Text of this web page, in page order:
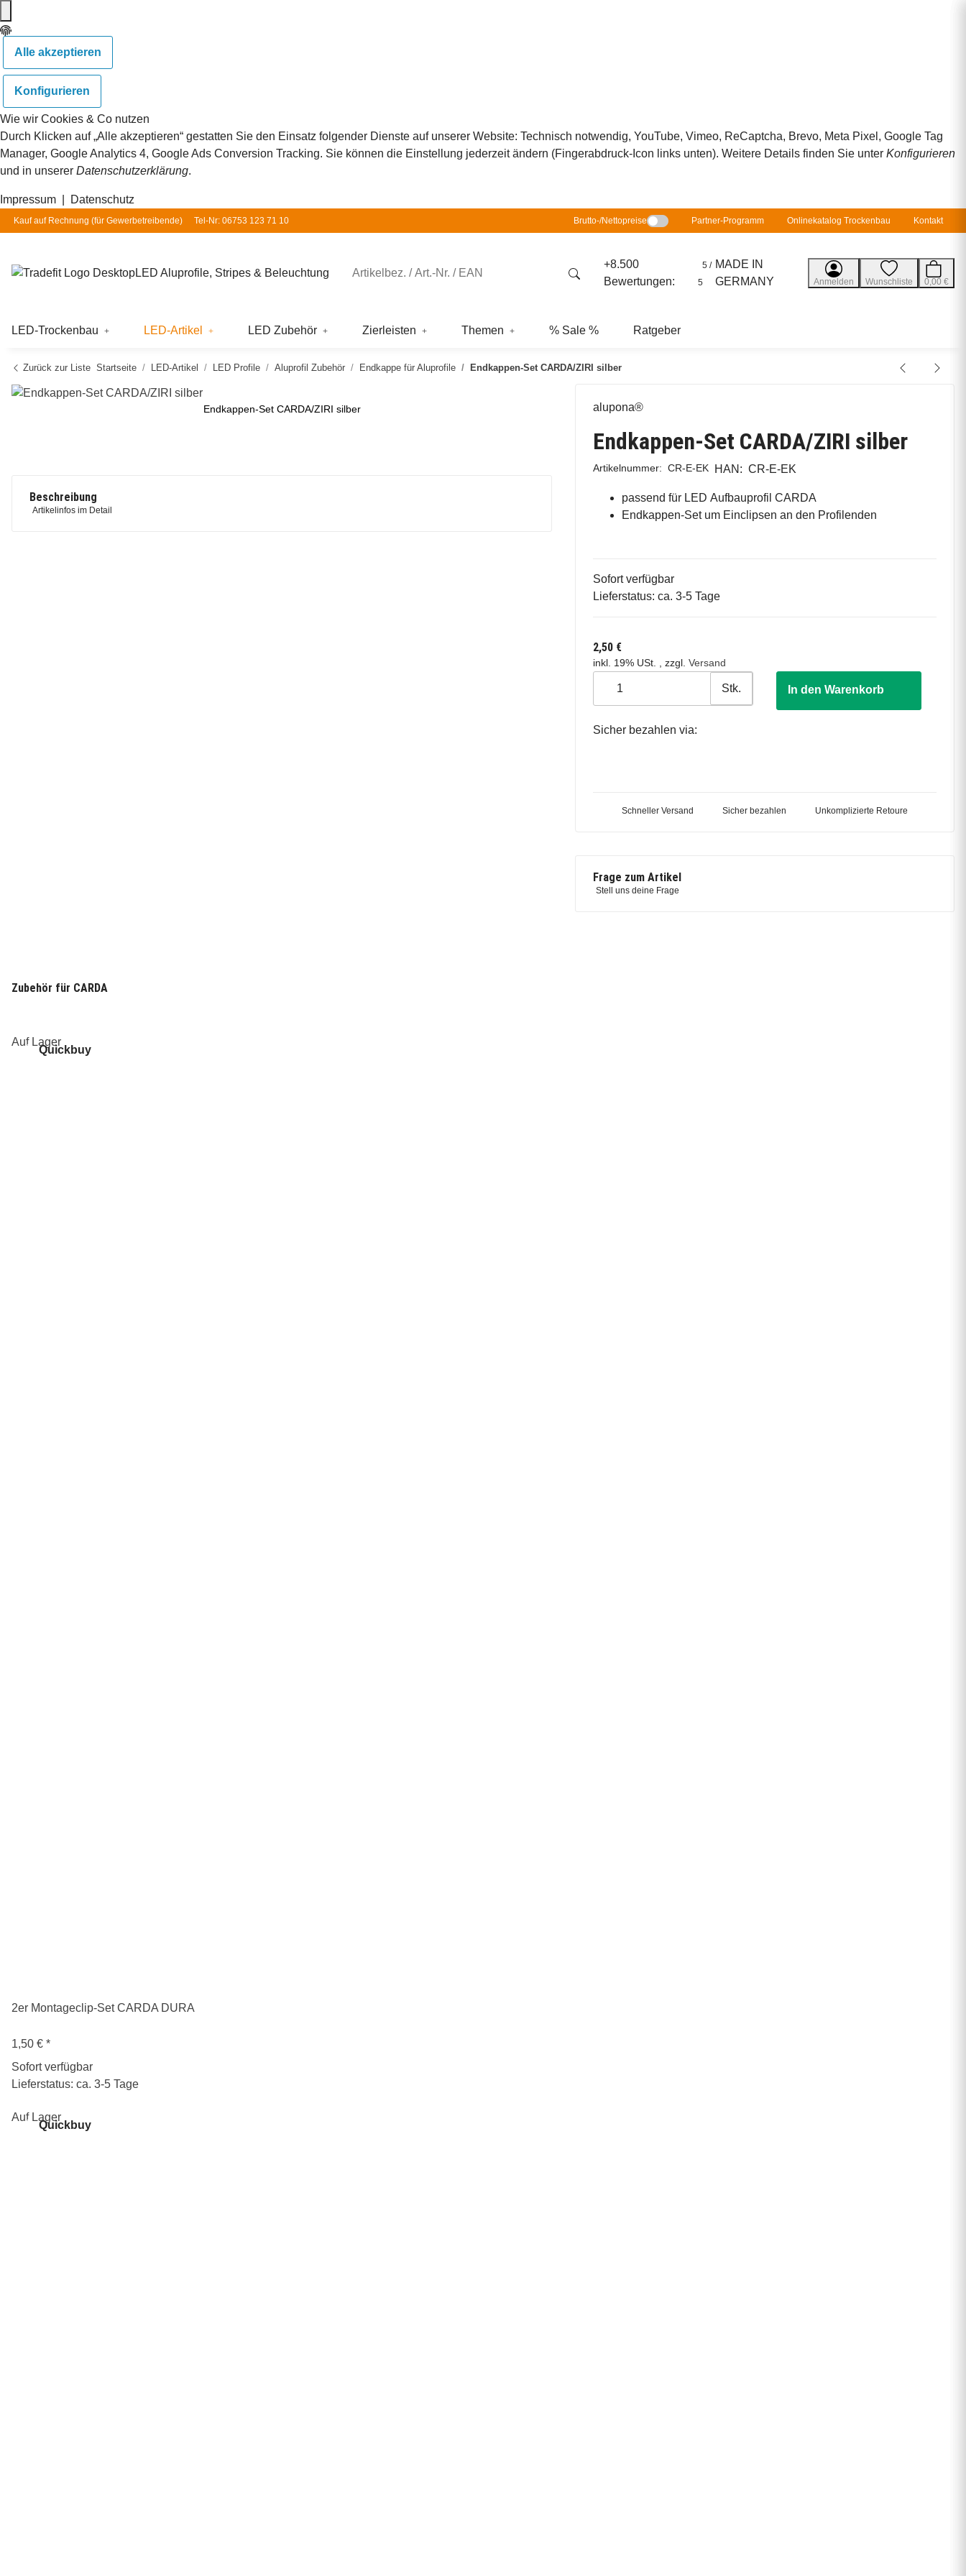
Alle akzeptieren
Konfigurieren
Wie wir Cookies & Co nutzen
Durch Klicken auf „Alle akzeptieren“ gestatten Sie den Einsatz folgender Dienste auf unserer Website: Technisch notwendig, YouTube, Vimeo, ReCaptcha, Brevo, Meta Pixel, Google Tag
Manager, Google Analytics 4, Google Ads Conversion Tracking. Sie können die Einstellung jederzeit ändern (Fingerabdruck-Icon links unten). Weitere Details finden Sie unter Konfigurieren
und in unserer Datenschutzerklärung.
Impressum Datenschutz
Kauf auf Rechnung (für Gewerbetreibende) Tel-Nr: 06753 123 71 10 Brutto-/Nettopreise Partner-Programm Onlinekatalog Trockenbau Kontakt
LED Aluprofile, Stripes & Beleuchtung
+8.500
Bewertungen:
5 /
5
MADE IN
GERMANY
Anmelden Wunschliste 0,00 €
LED-Trockenbau LED-Artikel LED Zubehör Zierleisten Themen % Sale % Ratgeber
Zurück zur Liste Startseite LED-Artikel LED Profile Aluprofil Zubehör Endkappe für Aluprofile Endkappen-Set CARDA/ZIRI silber
alupona®
Endkappen-Set CARDA/ZIRI silber
Artikelnummer: CR-E-EK HAN: CR-E-EK
passend für LED Aufbauprofil CARDA
Endkappen-Set um Einclipsen an den Profilenden
Sofort verfügbar
Lieferstatus: ca. 3-5 Tage
2,50 €
inkl. 19% USt. , zzgl. Versand
Stk. In den Warenkorb
Sicher bezahlen via:
Schneller Versand Sicher bezahlen Unkomplizierte Retoure
Frage zum Artikel
Stell uns deine Frage
Endkappen-Set CARDA/ZIRI silber
Beschreibung
Artikelinfos im Detail
Zubehör für CARDA
Quickbuy
Auf Lager
2er Montageclip-Set CARDA DURA
1,50 € *
Sofort verfügbar
Lieferstatus: ca. 3-5 Tage
Quickbuy
Auf Lager